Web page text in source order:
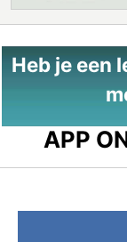
Heb je een
APP